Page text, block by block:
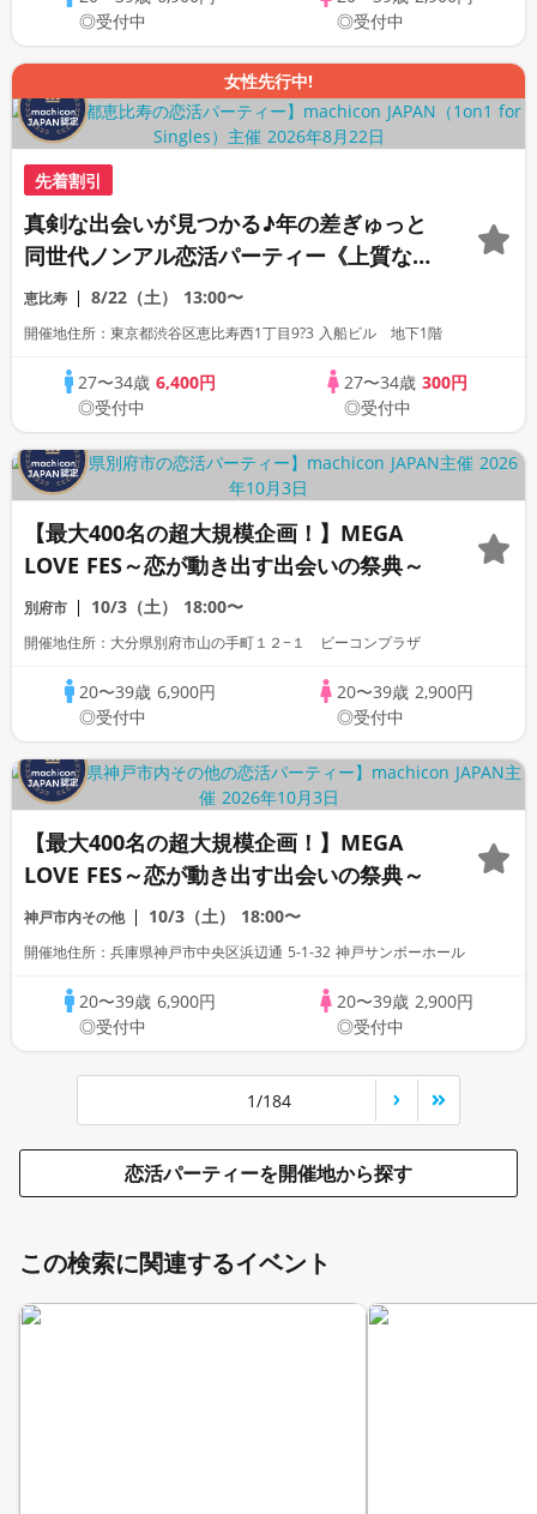
◎受付中
◎受付中
女性先行中!
先着割引
真剣な出会いが見つかる♪年の差ぎゅっと
同世代ノンアル恋活パーティー《上質な1
対1相席専用会場》《全席半個室》《飲み
放題付き》《machicon JAPAN主催》
恵比寿 8/22（土） 13:00〜
開催地住所：東京都渋谷区恵比寿西1丁目9?3 入船ビル 地下1階
27〜34歳6,400円
◎受付中
27〜34歳 300円
◎受付中
【最大400名の超大規模企画！】MEGA
LOVE FES～恋が動き出す出会いの祭典～
別府市 10/3（土） 18:00〜
開催地住所：大分県別府市山の手町１２−１ ビーコンプラザ
20〜39歳 6,900円
◎受付中
20〜39歳 2,900円
◎受付中
【最大400名の超大規模企画！】MEGA
LOVE FES～恋が動き出す出会いの祭典～
神戸市内その他 10/3（土） 18:00〜
開催地住所：兵庫県神戸市中央区浜辺通 5-1-32 神戸サンボーホール
20〜39歳 6,900円
◎受付中
20〜39歳 2,900円
◎受付中
1/184
恋活パーティーを開催地から探す
この検索に関連するイベント